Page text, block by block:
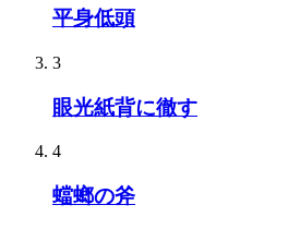
平身低頭
3
眼光紙背に徹す
4
蟷螂の斧